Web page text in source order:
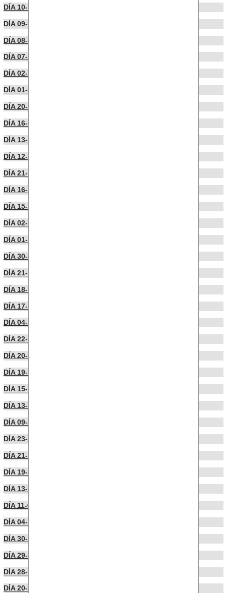
DÍA 10-03-2023
DÍA 09-03-2023
DÍA 08-03-2023
DÍA 07-02-2023
DÍA 02-02-2023
DÍA 01-02-2023
DÍA 20-01-2023
DÍA 16-01-2023
DÍA 13-01-2023
DÍA 12-01-2023
DÍA 21-12-2022
DÍA 16-12-2022
DÍA 15-12-2022
DÍA 02-12-2022
DÍA 01-12-2022
DÍA 30-11-2022
DÍA 21-11-2022
DÍA 18-11-2022
DÍA 17-10-2022
DÍA 04-10-2022
DÍA 22-09-2022
DÍA 20-09-2022
DÍA 19-09-2022
DÍA 15-09-2022
DÍA 13-09-2022
DÍA 09-09-2022
DÍA 23-07-2022
DÍA 21-07-2022
DÍA 19-07-2022
DÍA 13-07-2022
DÍA 11-07-2022
DÍA 04-07-2022
DÍA 30-06-2022
DÍA 29-06-2022
DÍA 28-06-2022
DÍA 20-06-2022